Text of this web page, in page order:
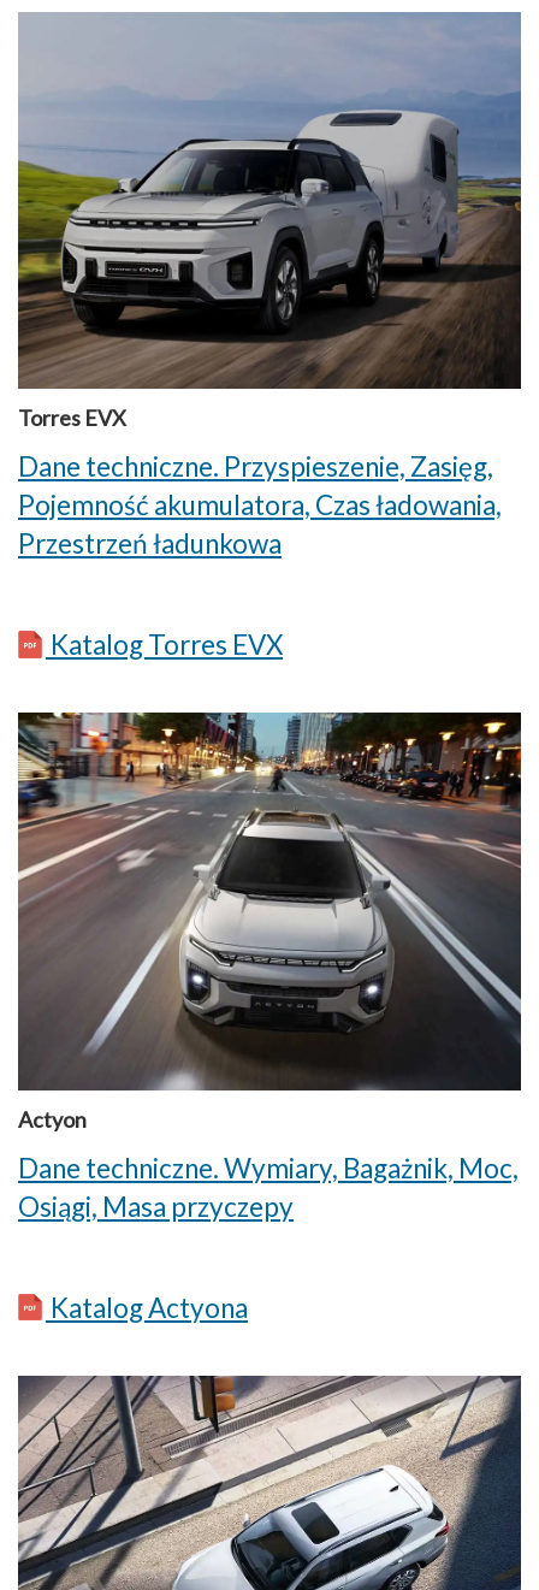
Torres EVX
Dane techniczne. Przyspieszenie, Zasięg,
Pojemność akumulatora, Czas ładowania,
Przestrzeń ładunkowa
Katalog Torres EVX
Actyon
Dane techniczne. Wymiary, Bagażnik, Moc,
Osiągi, Masa przyczepy
Katalog Actyona